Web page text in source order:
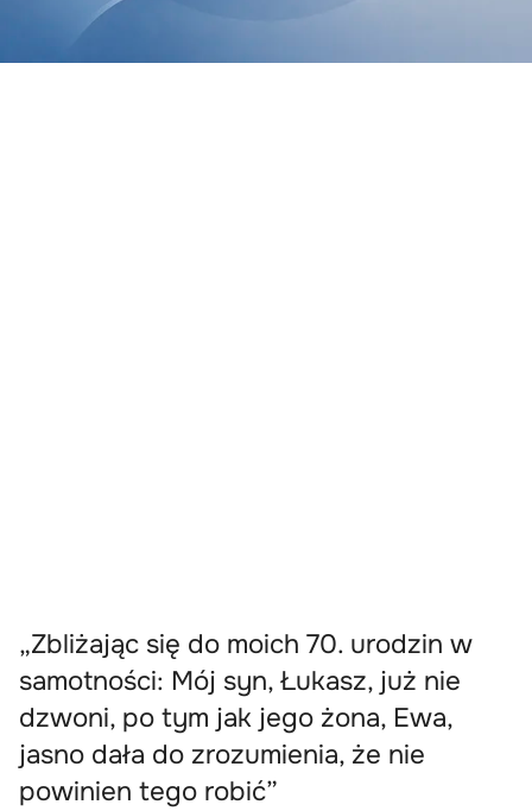
„Zbliżając się do moich 70. urodzin w
samotności: Mój syn, Łukasz, już nie
dzwoni, po tym jak jego żona, Ewa,
jasno dała do zrozumienia, że nie
powinien tego robić”